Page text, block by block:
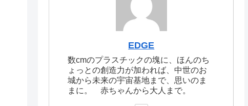
EDGE
数cmのプラスチックの塊に、ほんのち
ょっとの創造力が加われば、中世のお
城から未来の宇宙基地まで、思いのま
まに。 赤ちゃんから大人まで。